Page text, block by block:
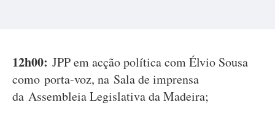
12h00: JPP em acção política com Élvio Sousa
como porta-voz, na Sala de imprensa
da Assembleia Legislativa da Madeira;